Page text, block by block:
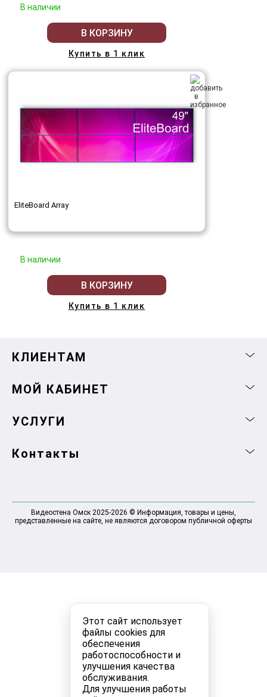
Этот сайт использует
файлы cookies для
обеспечения
работоспособности и
улучшения качества
обслуживания.
Для улучшения работы
В наличии
В КОРЗИНУ
Купить в 1 клик
EliteBoard Array
В наличии
В КОРЗИНУ
Купить в 1 клик
КЛИЕНТАМ
МОЙ КАБИНЕТ
УСЛУГИ
Контакты
Видеостена Омск 2025-2026 © Информация, товары и цены,
представленные на сайте, не являются договором публичной оферты